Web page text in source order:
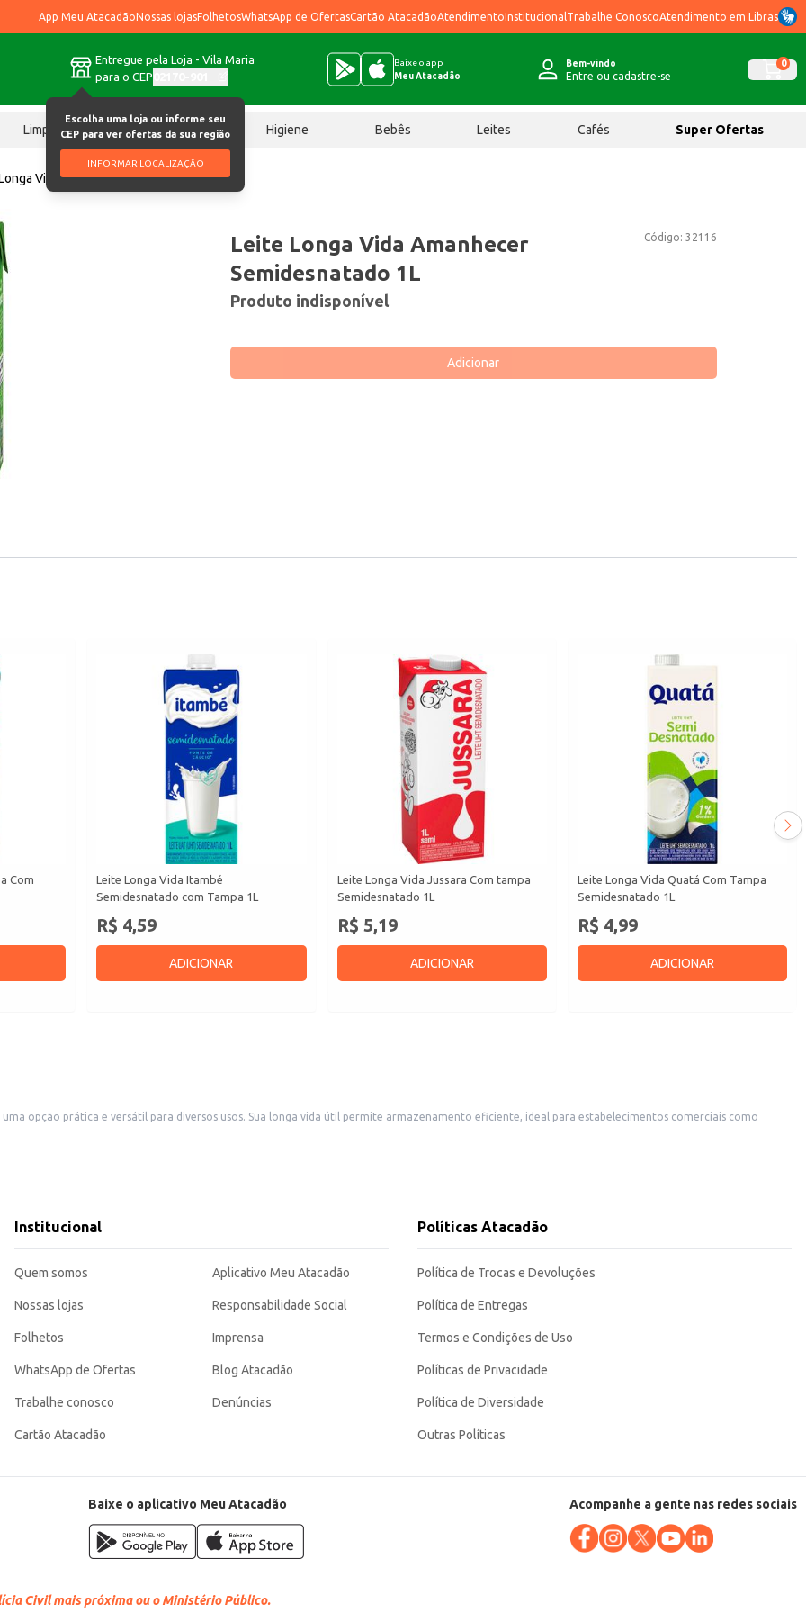
App Meu AtacadãoNossas lojasFolhetosWhatsApp de OfertasCartão AtacadãoAtendimentoInstitucional Trabalhe ConoscoAtendimento em Libras
Entregue pela Loja - Vila Maria
para o CEP
Escolha uma loja ou informe seu
CEP para ver ofertas da sua região
INFORMAR LOCALIZAÇÃO
Baixe o app
Meu Atacadão
Bem-vindo
Entre ou cadastre-se
0
Limpeza Chocolates Higiene Bebês Leites Cafés Super Ofertas
Vida Amanhecer Semidesnatado 1L
Código: 32116
Leite Longa Vida Amanhecer
Semidesnatado 1L
Produto indisponível
Adicionar
Com
Leite Longa Vida Itambé
Semidesnatado com Tampa 1L
R$ 4,59
ADICIONAR
Leite Longa Vida Jussara Com tampa
Semidesnatado 1L
R$ 5,19
ADICIONAR
Leite Longa Vida Quatá Com Tampa
Semidesnatado 1L
R$ 4,99
ADICIONAR
útil permite armazenamento eficiente, ideal para estabelecimentos comerciais como
varejistas.
sem comprometer a qualidade, sendo uma opção eficiente para uso doméstico e comercial.
Institucional
Quem somos
Nossas lojas
Folhetos
WhatsApp de Ofertas
Trabalhe conosco
Cartão Atacadão
Aplicativo Meu Atacadão
Responsabilidade Social
Imprensa
Blog Atacadão
Denúncias
Políticas Atacadão
Política de Trocas e Devoluções
Política de Entregas
Termos e Condições de Uso
Políticas de Privacidade
Política de Diversidade
Outras Políticas
Baixe o aplicativo Meu Atacadão Acompanhe a gente nas redes sociais
Civil mais próxima ou o Ministério Público.